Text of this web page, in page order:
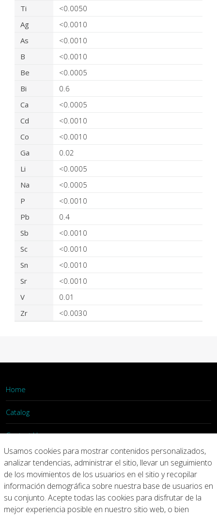
Ti
<0.0050
Ag
<0.0010
As
<0.0010
B
<0.0010
Be
<0.0005
Bi
0.6
Ca
<0.0005
Cd
<0.0010
Co
<0.0010
Ga
0.02
Li
<0.0005
Na
<0.0005
P
<0.0010
Pb
0.4
Sb
<0.0010
Sc
<0.0010
Sn
<0.0010
Sr
<0.0010
V
0.01
Zr
<0.0030
Home
Catalog
Contact Us
Login
Home Catalog Contact Us
Copyright © 2026 Arconic
Usamos cookies para mostrar contenidos personalizados,
analizar tendencias, administrar el sitio, llevar un seguimiento
de los movimientos de los usuarios en el sitio y recopilar
información demográfica sobre nuestra base de usuarios en
su conjunto. Acepte todas las cookies para disfrutar de la
mejor experiencia posible en nuestro sitio web, o bien